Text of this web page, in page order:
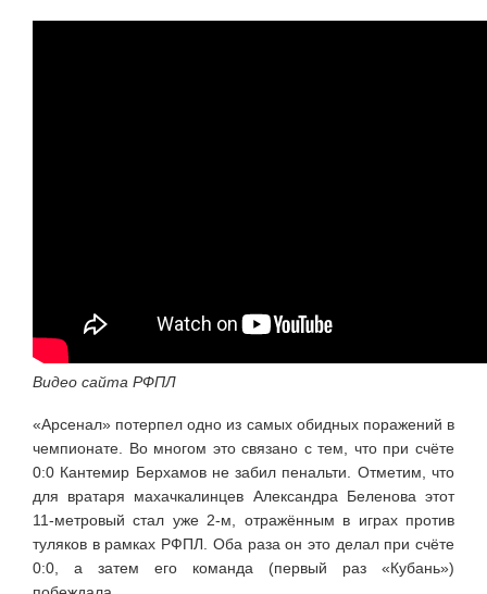
Видео сайта РФПЛ
«Арсенал» потерпел одно из самых обидных поражений в
чемпионате. Во многом это связано с тем, что при счёте
0:0 Кантемир Берхамов не забил пенальти. Отметим, что
для вратаря махачкалинцев Александра Беленова этот
11-метровый стал уже 2-м, отражённым в играх против
туляков в рамках РФПЛ. Оба раза он это делал при счёте
0:0, а затем его команда (первый раз «Кубань»)